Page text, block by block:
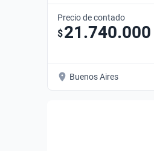
Automático
Precio de contado
$21.740.000
Buenos Aires